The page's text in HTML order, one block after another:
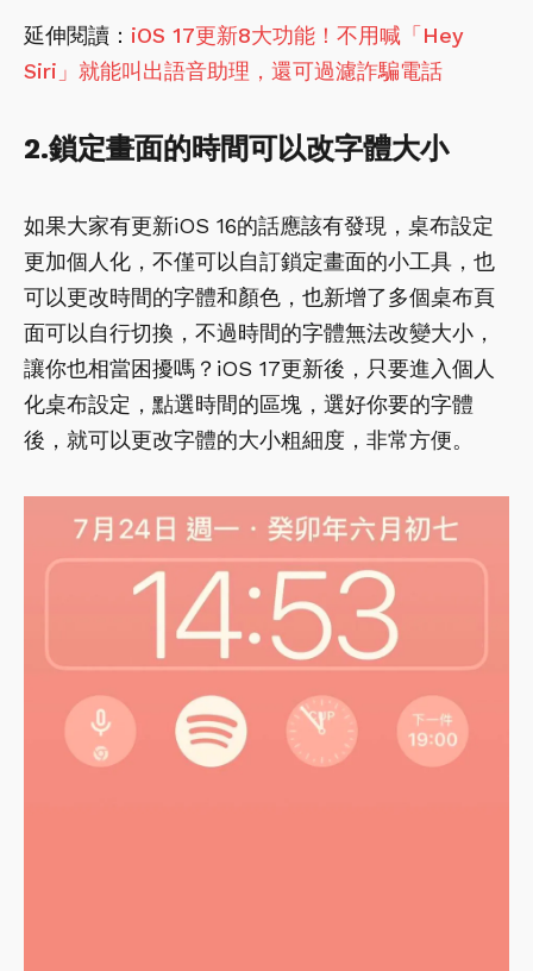
延伸閱讀： iOS 17更新8大功能！不用喊「Hey
Siri」就能叫出語音助理，還可過濾詐騙電話
2.鎖定畫面的時間可以改字體大小
如果大家有更新iOS 16的話應該有發現，桌布設定
更加個人化，不僅可以自訂鎖定畫面的小工具，也
可以更改時間的字體和顏色，也新增了多個桌布頁
面可以自行切換，不過時間的字體無法改變大小，
讓你也相當困擾嗎？iOS 17更新後，只要進入個人
化桌布設定，點選時間的區塊，選好你要的字體
後，就可以更改字體的大小粗細度，非常方便。